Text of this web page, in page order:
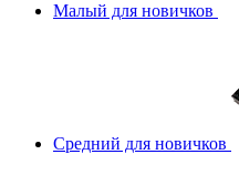
Малый для новичков
Средний для новичков